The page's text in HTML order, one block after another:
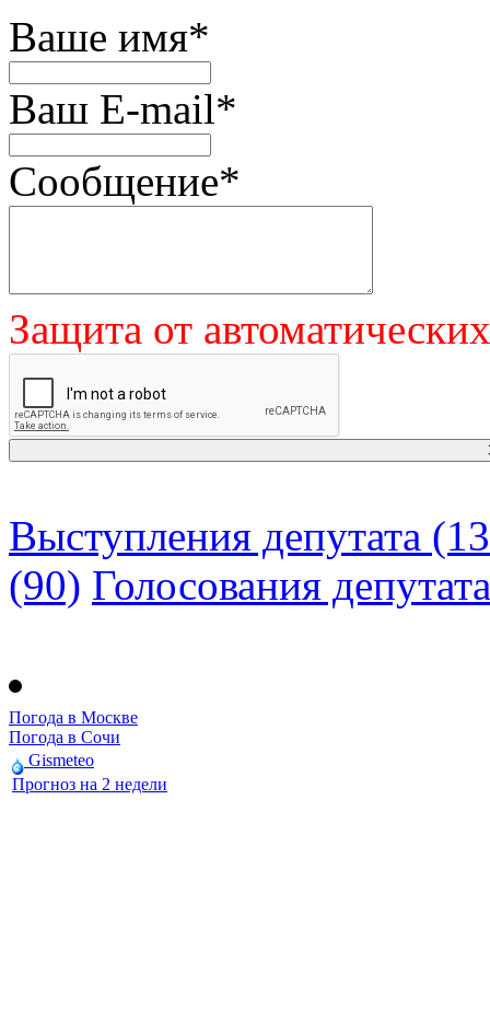
Ваше имя*
Ваш E-mail*
Сообщение*
Защита от
Выступления депутата
(90) Голосования депутата
Погода в Москве
Погода в Сочи
Gismeteo
Прогноз на 2 недели